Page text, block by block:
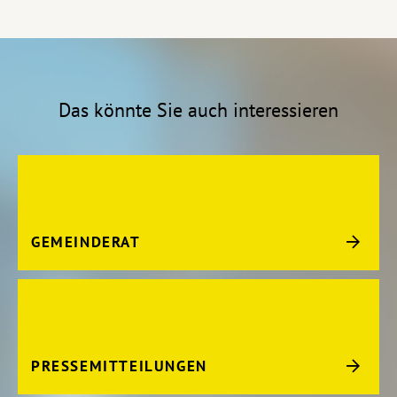
Das könnte Sie auch interessieren
GEMEINDERAT
PRESSEMITTEILUNGEN